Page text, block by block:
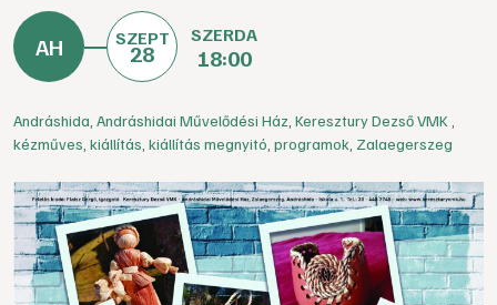
SZEPT
28
SZERDA
18:00
Andráshida Andráshidai Művelődési Ház Keresztury Dezső VMK
kézműves kiállítás kiállítás megnyitó programok Zalaegerszeg